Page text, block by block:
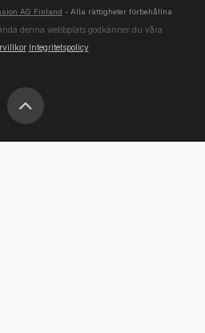
AG Finland - Alla rättigheter förbehållna
denna webbplats godkänner du våra
Integritetspolicy